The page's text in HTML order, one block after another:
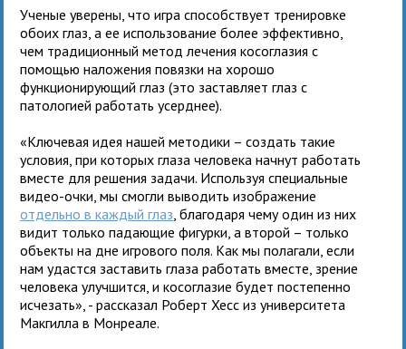
Ученые уверены, что игра способствует тренировке
обоих глаз, а ее использование более эффективно,
чем традиционный метод лечения косоглазия с
помощью наложения повязки на хорошо
функционирующий глаз (это заставляет глаз с
патологией работать усерднее).
«Ключевая идея нашей методики – создать такие
условия, при которых глаза человека начнут работать
вместе для решения задачи. Используя специальные
видео-очки, мы смогли выводить изображение
отдельно в каждый глаз , благодаря чему один из них
видит только падающие фигурки, а второй – только
объекты на дне игрового поля. Как мы полагали, если
нам удастся заставить глаза работать вместе, зрение
человека улучшится, и косоглазие будет постепенно
исчезать», - рассказал Роберт Хесс из университета
Макгилла в Монреале.